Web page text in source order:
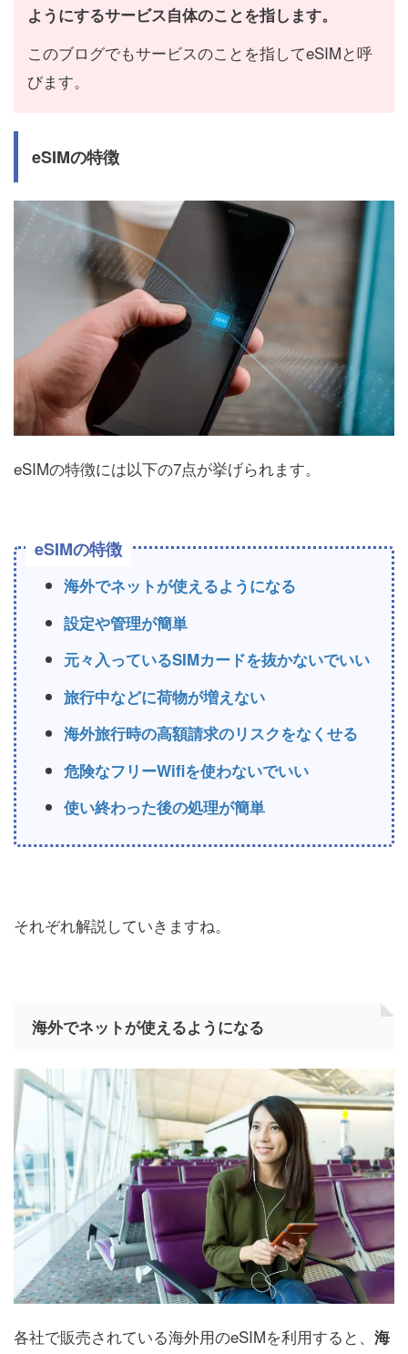
ようにするサービス自体のことを指します。
このブログでもサービスのことを指してeSIMと呼
びます。
eSIMの特徴
eSIMの特徴には以下の7点が挙げられます。
eSIMの特徴
海外でネットが使えるようになる
設定や管理が簡単
元々入っているSIMカードを抜かないでいい
旅行中などに荷物が増えない
海外旅行時の高額請求のリスクをなくせる
危険なフリーWifiを使わないでいい
使い終わった後の処理が簡単
それぞれ解説していきますね。
海外でネットが使えるようになる
各社で販売されている海外用のeSIMを利用すると、 海